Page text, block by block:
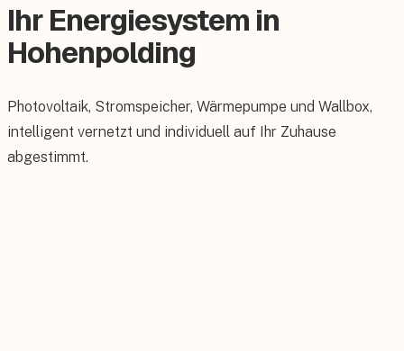
Ihr Energiesystem in
Hohenpolding
Photovoltaik, Stromspeicher, Wärmepumpe und Wallbox,
intelligent vernetzt und individuell auf Ihr Zuhause
abgestimmt.